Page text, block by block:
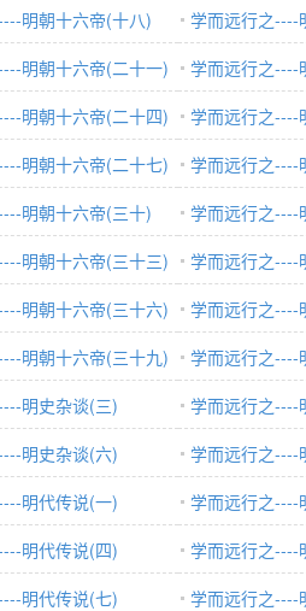
明朝十六帝(十八)
学而远行之----
明朝十六帝(二十一)
学而远行之----
明朝十六帝(二十四)
学而远行之----
明朝十六帝(二十七)
学而远行之----
明朝十六帝(三十)
学而远行之----
明朝十六帝(三十三)
学而远行之----
明朝十六帝(三十六)
学而远行之----
明朝十六帝(三十九)
学而远行之----
明史杂谈(三)
学而远行之----
明史杂谈(六)
学而远行之----
明代传说(一)
学而远行之----
明代传说(四)
学而远行之----
明代传说(七)
学而远行之----